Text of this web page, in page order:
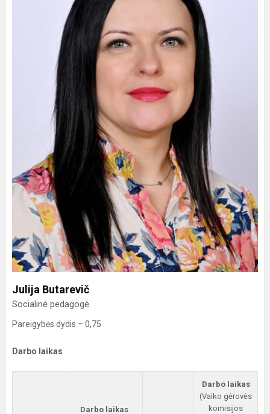
Julija Butarevič
Socialinė pedagogė
Pareigybės dydis – 0,75
Darbo laikas
Darbo laikas
Darbo laikas
(Vaiko gėrovės
komisijos